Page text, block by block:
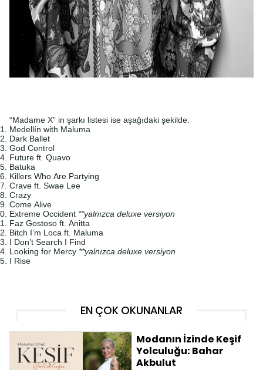
“Madame X” in şarkı listesi ise aşağıdaki şekilde:
Medellín with Maluma
Dark Ballet
God Control
Future ft. Quavo
Batuka
Killers Who Are Partying
Crave ft. Swae Lee
Crazy
Come Alive
Extreme Occident **yalnızca deluxe versiyon
Faz Gostoso ft. Anitta
Bitch I’m Loca ft. Maluma
I Don’t Search I Find
Looking for Mercy **yalnızca deluxe versiyon
I Rise
EN ÇOK OKUNANLAR
Modanın İzinde Keşif
Yolculuğu: Bahar
Akbulut